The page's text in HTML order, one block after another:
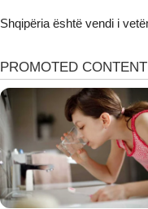
Shqipëria është vendi i